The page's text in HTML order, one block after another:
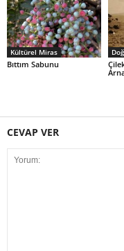
Kültürel Miras
Bıttım Sabunu
CEVAP VER